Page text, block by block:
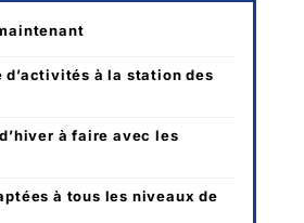
d’activités à la station des
à faire avec les
à tous les niveaux de